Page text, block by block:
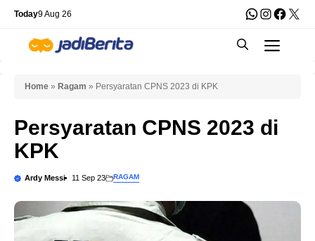
Skip
content
Today9 Aug 26 WhatsApp
X
Home » Ragam » Persyaratan CPNS 2023 di KPK
Persyaratan CPNS 2023 di
KPK
Ardy Messi 11 Sep 23 RAGAM